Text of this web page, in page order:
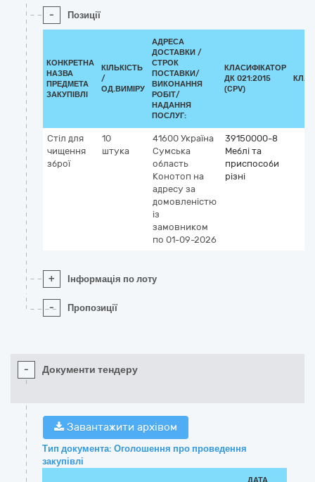
- Позиції
КОНКРЕТНА
НАЗВА
ПРЕДМЕТА
ЗАКУПІВЛІ
КІЛЬКІСТЬ
/
ОД.ВИМІРУ
АДРЕСА
ДОСТАВКИ /
СТРОК
ПОСТАВКИ/
ВИКОНАННЯ
РОБІТ/
НАДАННЯ
ПОСЛУГ:
КЛАСИФІКАТОР
ДК 021:2015
(CPV)
Стіл для
чищення
зброї
10
штука
41600 Україна
Сумська
область
Конотоп на
адресу за
домовленістю
із
замовником
по 01-09-2026
39150000-8
Меблі та
приспособи
різні
+ Інформація по лоту
- Пропозиції
- Документи тендеру
Завантажити архівом
Тип документа: Оголошення про проведення
закупівлі